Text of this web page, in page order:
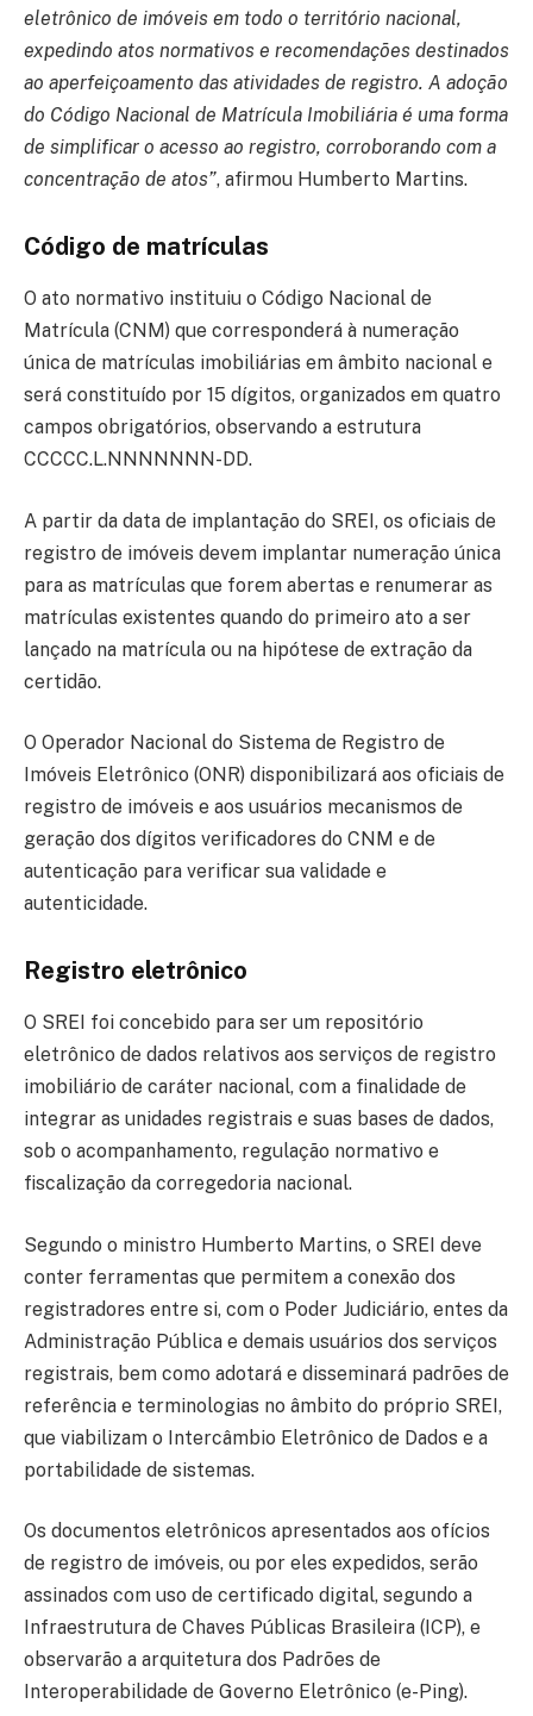
eletrônico de imóveis em todo o território nacional,
expedindo atos normativos e recomendações destinados
ao aperfeiçoamento das atividades de registro. A adoção
do Código Nacional de Matrícula Imobiliária é uma forma
de simplificar o acesso ao registro, corroborando com a
concentração de atos”, afirmou Humberto Martins.
Código de matrículas
O ato normativo instituiu o Código Nacional de
Matrícula (CNM) que corresponderá à numeração
única de matrículas imobiliárias em âmbito nacional e
será constituído por 15 dígitos, organizados em quatro
campos obrigatórios, observando a estrutura
CCCCC.L.NNNNNNN-DD.
A partir da data de implantação do SREI, os oficiais de
registro de imóveis devem implantar numeração única
para as matrículas que forem abertas e renumerar as
matrículas existentes quando do primeiro ato a ser
lançado na matrícula ou na hipótese de extração da
certidão.
O Operador Nacional do Sistema de Registro de
Imóveis Eletrônico (ONR) disponibilizará aos oficiais de
registro de imóveis e aos usuários mecanismos de
geração dos dígitos verificadores do CNM e de
autenticação para verificar sua validade e
autenticidade.
Registro eletrônico
O SREI foi concebido para ser um repositório
eletrônico de dados relativos aos serviços de registro
imobiliário de caráter nacional, com a finalidade de
integrar as unidades registrais e suas bases de dados,
sob o acompanhamento, regulação normativo e
fiscalização da corregedoria nacional.
Segundo o ministro Humberto Martins, o SREI deve
conter ferramentas que permitem a conexão dos
registradores entre si, com o Poder Judiciário, entes da
Administração Pública e demais usuários dos serviços
registrais, bem como adotará e disseminará padrões de
referência e terminologias no âmbito do próprio SREI,
que viabilizam o Intercâmbio Eletrônico de Dados e a
portabilidade de sistemas.
Os documentos eletrônicos apresentados aos ofícios
de registro de imóveis, ou por eles expedidos, serão
assinados com uso de certificado digital, segundo a
Infraestrutura de Chaves Públicas Brasileira (ICP), e
observarão a arquitetura dos Padrões de
Interoperabilidade de Governo Eletrônico (e-Ping).